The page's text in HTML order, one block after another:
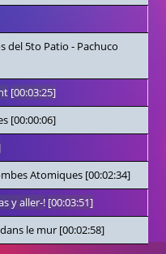
del 5to Patio - Pachuco
[00:03:25]
[00:00:06]
Atomiques [00:02:34]
y aller-! [00:03:51]
le mur [00:02:58]